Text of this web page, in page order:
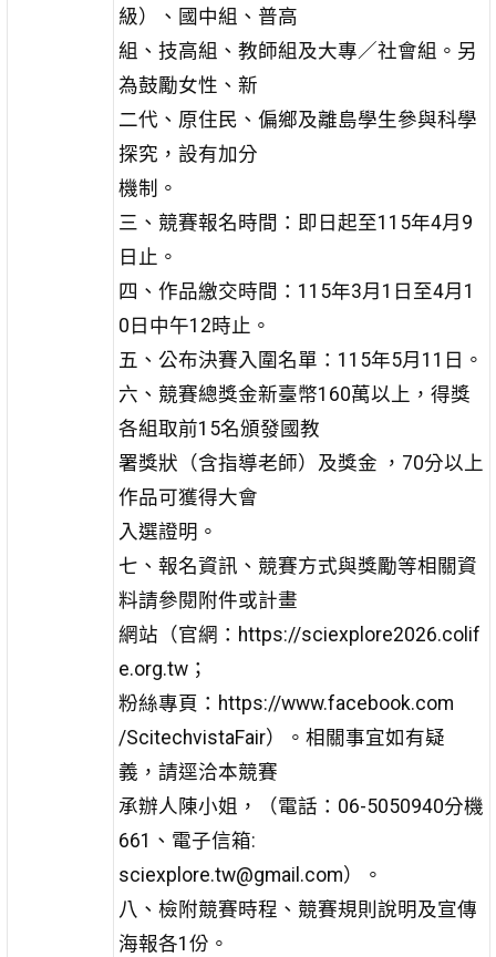
級）、國中組、普高
組、技高組、教師組及大專／社會組。另
為鼓勵女性、新
二代、原住民、偏鄉及離島學生參與科學
探究，設有加分
機制。
三、競賽報名時間：即日起至115年4月9
日止。
四、作品繳交時間：115年3月1日至4月1
0日中午12時止。
五、公布決賽入圍名單：115年5月11日。
六、競賽總獎金新臺幣160萬以上，得獎
各組取前15名頒發國教
署獎狀（含指導老師）及獎金 ，70分以上
作品可獲得大會
入選證明。
七、報名資訊、競賽方式與獎勵等相關資
料請參閱附件或計畫
網站（官網：https://sciexplore2026.colif
e.org.tw；
粉絲專頁：https://www.facebook.com
/ScitechvistaFair）。相關事宜如有疑
義，請逕洽本競賽
承辦人陳小姐，（電話：06-5050940分機
661、電子信箱:
sciexplore.tw@gmail.com）。
八、檢附競賽時程、競賽規則說明及宣傳
海報各1份。